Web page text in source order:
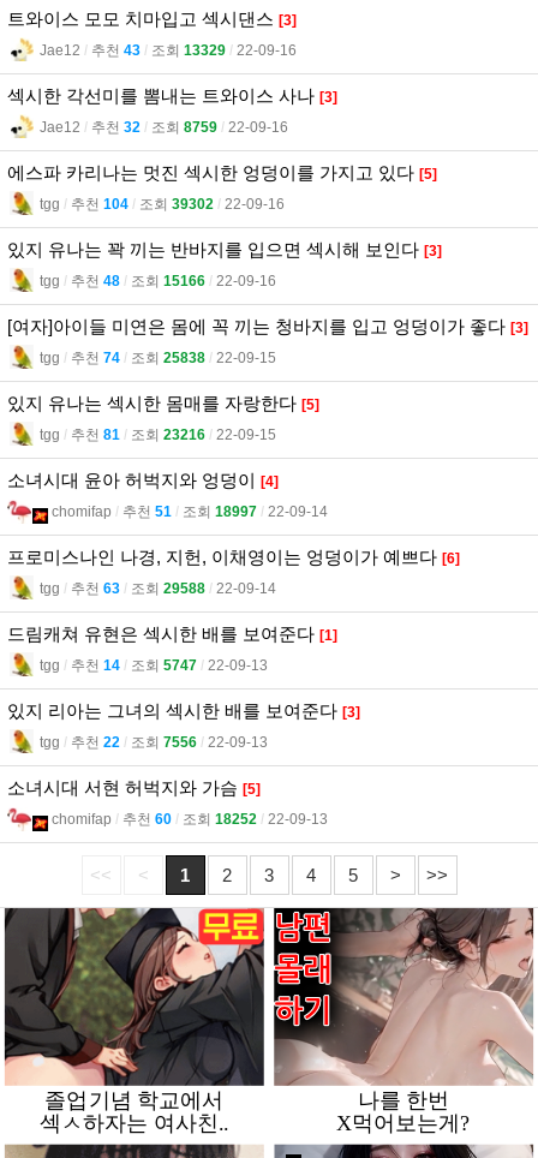
트와이스 모모 치마입고 섹시댄스 [3]
Jae12 l 추천 43 l 조회 13329 l 22-09-16
섹시한 각선미를 뽐내는 트와이스 사나 [3]
Jae12 l 추천 32 l 조회 8759 l 22-09-16
에스파 카리나는 멋진 섹시한 엉덩이를 가지고 있다 [5]
tgg l 추천 104 l 조회 39302 l 22-09-16
있지 유나는 꽉 끼는 반바지를 입으면 섹시해 보인다 [3]
tgg l 추천 48 l 조회 15166 l 22-09-16
[여자]아이들 미연은 몸에 꼭 끼는 청바지를 입고 엉덩이가 좋다 [3]
tgg l 추천 74 l 조회 25838 l 22-09-15
있지 유나는 섹시한 몸매를 자랑한다 [5]
tgg l 추천 81 l 조회 23216 l 22-09-15
소녀시대 윤아 허벅지와 엉덩이 [4]
chomifap l 추천 51 l 조회 18997 l 22-09-14
프로미스나인 나경, 지헌, 이채영이는 엉덩이가 예쁘다 [6]
tgg l 추천 63 l 조회 29588 l 22-09-14
드림캐쳐 유현은 섹시한 배를 보여준다 [1]
tgg l 추천 14 l 조회 5747 l 22-09-13
있지 리아는 그녀의 섹시한 배를 보여준다 [3]
tgg l 추천 22 l 조회 7556 l 22-09-13
소녀시대 서현 허벅지와 가슴 [5]
chomifap l 추천 60 l 조회 18252 l 22-09-13
<< < 1 2 3 4 5 > >>